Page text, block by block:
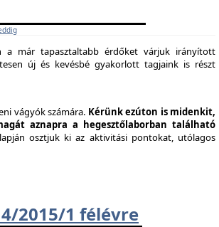
a már tapasztaltabb érdőket várjuk irányított
új és kevésbé gyakorlott tagjaink is részt
vágyók számára. Kérünk ezúton is midenkit,
aznapra a hegesztőlaborban található
osztjuk ki az aktivitási pontokat, utólagos
2015/1 félévre